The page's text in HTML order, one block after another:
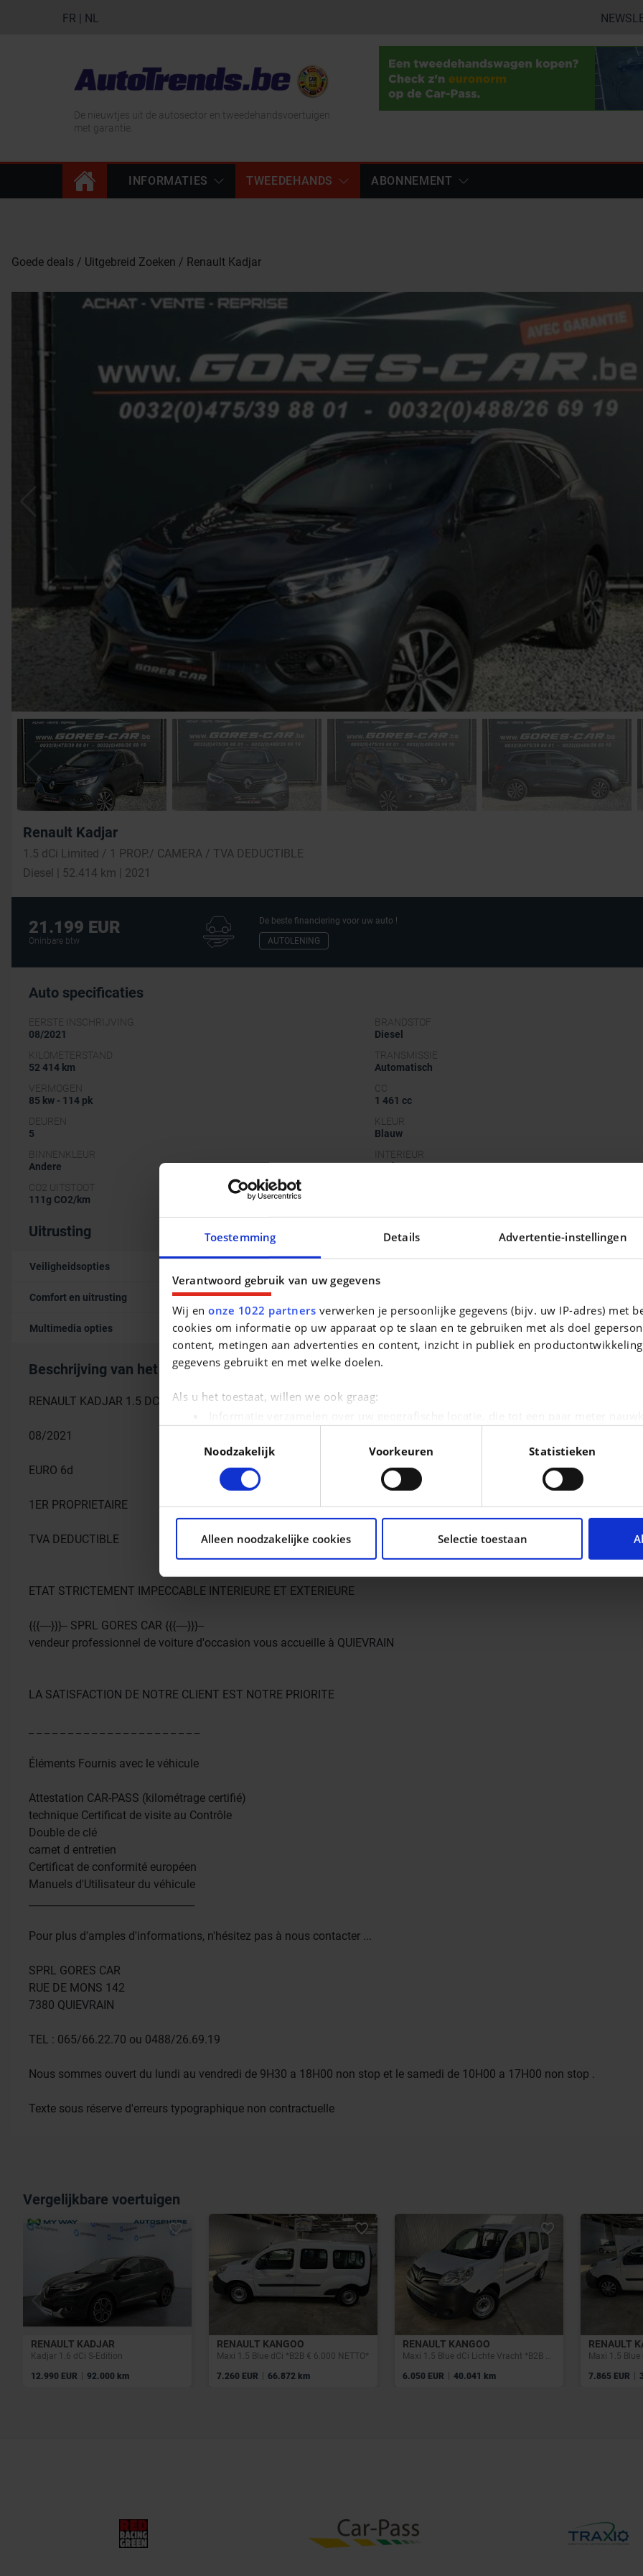
Toestemming Details Advertentie-instellingen
Verantwoord gebruik van uw gegevens
Wij enonze 1022 partners verwerken je persoonlijke gegevens (bijv. uw IP-adres) met
cookies om informatie op uw apparaat op te slaan en te gebruiken met als doel
content, metingen aan advertenties en content, inzicht in publiek en
gegevens gebruikt en met welke doelen.
Als u het toestaat, willen we ook graag:
Lees meer over hoe uw persoonlijke gegevens worden verwerkt en stel uw voorkeuren
kunt uw toestemming op elk moment wijzigen of intrekken in de Cookieverklaring.
We gebruiken cookies om content en advertenties te personaliseren, om functies voor
ons websiteverkeer te analyseren. Ook delen we informatie over uw gebruik van onze
social media, adverteren en analyse. Deze partners kunnen deze gegevens combineren
aan ze heeft verstrekt of die ze hebben verzameld op basis van uw gebruik van hun
Noodzakelijk
Voorkeuren Statistieken
Alleen noodzakelijke cookies Selectie toestaan
FR | NL
De nieuwtjes uit de autosector en tweedehandsvoertuigen
met garantie.
INFORMATIES TWEEDEHANDS ABONNEMENT
Goede deals Uitgebreid Zoeken Renault Kadjar
Renault Kadjar
1.5 dCi Limited / 1 PROP./ CAMERA / TVA DEDUCTIBLE
Diesel | 52.414 km | 2021
21.199 EUR
Oninbare btw
De beste financiering voor uw auto !
AUTOLENING
Auto specificaties
EERSTE INSCHRIJVING
08/2021
BRANDSTOF
Diesel
KILOMETERSTAND
52 414 km
TRANSMISSIE
Automatisch
VERMOGEN
85 kw - 114 pk
CC
1 461 cc
DEUREN
5
KLEUR
Blauw
BINNENKLEUR
Andere
INTERIEUR
Stof
CO2 UITSTOOT
111g CO2/km
Uitrusting
Veiligheidsopties
Comfort en uitrusting
Multimedia opties
Beschrijving van het voertuig occasie
RENAULT KADJAR 1.5 DCI LIMITED
08/2021
EURO 6d
1ER PROPRIETAIRE
TVA DEDUCTIBLE
ETAT STRICTEMENT IMPECCABLE INTERIEURE ET EXTERIEURE
{{{----}}}-- SPRL GORES CAR {{{----}}}--
vendeur professionnel de voiture d'occasion vous accueille à QUIEVRAIN
LA SATISFACTION DE NOTRE CLIENT EST NOTRE PRIORITE
Éléments Fournis avec le véhicule
Attestation CAR-PASS (kilométrage certifié)
technique Certificat de visite au Contrôle
Double de clé
carnet d entretien
Certificat de conformité européen
Manuels d'Utilisateur du véhicule
Pour plus d'amples d'informations, n'hésitez pas à nous contacter ...
SPRL GORES CAR
RUE DE MONS 142
7380 QUIEVRAIN
TEL : 065/66.22.70 ou 0488/26.69.19
Nous sommes ouvert du lundi au vendredi de 9H30 a 18H00 non stop et le samedi de 10H00 a 17H00 non stop .
Texte sous réserve d'erreurs typographique non contractuelle
Vergelijkbare voertuigen
RENAULT KADJAR
Kadjar 1.6 dCi S-Edition
12.990 EUR | 92.000 km
RENAULT KANGOO
Maxi 1.5 Blue dCi *B2B € 6.000 NETTO*
7.260 EUR | 66.872 km
RENAULT KANGOO
Maxi 1.5 Blue dCi Lichte Vracht *B2B € 5.000 NETTO*
6.050 EUR | 40.041 km
RENAULT
7.865 EUR |